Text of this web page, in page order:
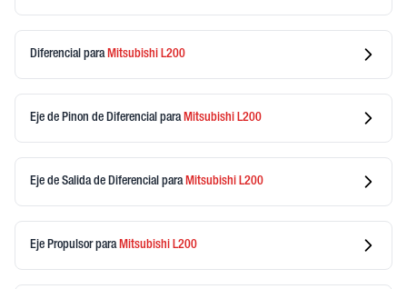
Diferencial para Mitsubishi L200
Eje de Pinon de Diferencial para Mitsubishi L200
Eje de Salida de Diferencial para Mitsubishi L200
Eje Propulsorpara Mitsubishi L200